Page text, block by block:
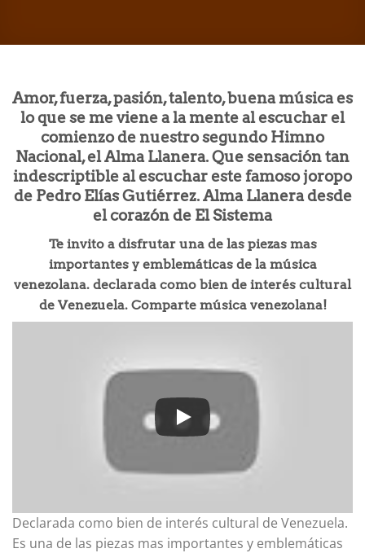
Amor, fuerza, pasión, talento, buena música es
lo que se me viene a la mente al escuchar el
comienzo de nuestro segundo Himno
Nacional, el Alma Llanera. Que sensación tan
indescriptible al escuchar este famoso joropo
de Pedro Elías Gutiérrez. Alma Llanera desde
el corazón de El Sistema
Te invito a disfrutar una de las piezas mas
importantes y emblemáticas de la música
venezolana. declarada como bien de interés cultural
de Venezuela. Comparte música venezolana!
Declarada como bien de interés cultural de Venezuela.
Es una de las piezas mas importantes y emblemáticas